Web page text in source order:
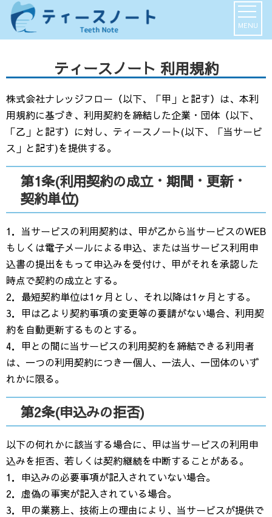
MENU
ティースノート 利用規約
株式会社ナレッジフロー（以下、「甲」と記す）は、本利
用規約に基づき、利用契約を締結した企業・団体（以下、
「乙」と記す）に対し、ティースノート(以下、「当サービ
ス」と記す)を提供する。
第1条(利用契約の成立・期間・更新・
契約単位)
1．当サービスの利用契約は、甲が乙から当サービスのWEB
もしくは電子メールによる申込、または当サービス利用申
込書の提出をもって申込みを受付け、甲がそれを承認した
時点で契約の成立とする。
2．最短契約単位は1ヶ月とし、それ以降は1ヶ月とする。
3．甲は乙より契約事項の変更等の要請がない場合、利用契
約を自動更新するものとする。
4．甲との間に当サービスの利用契約を締結できる利用者
は、一つの利用契約につき一個人、一法人、一団体のいず
れかに限る。
第2条(申込みの拒否)
以下の何れかに該当する場合に、甲は当サービスの利用申
込みを拒否、若しくは契約継続を中断することがある。
1．申込みの必要事項が記入されていない場合。
2．虚偽の事実が記入されている場合。
3．甲の業務上、技術上の理由により、当サービスが提供で